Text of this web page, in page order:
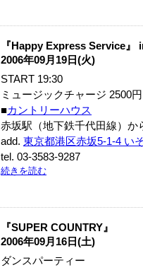
『Happy Express Service』
2006年09月19日(火)
START 19:30
ミュージックチャージ 2500円
■カントリーハウス
赤坂駅（地下鉄千代田線）か
add. 東京都港区赤坂5-1-4 い
tel. 03-3583‐9287
続きを読む
『SUPER COUNTRY』
2006年09月16日(土)
ダンスパーティー